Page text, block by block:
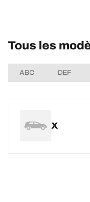
Tous les
ABC DEF
X